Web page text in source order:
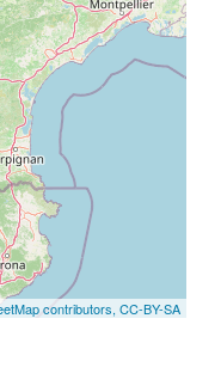
contributors, CC-BY-SA